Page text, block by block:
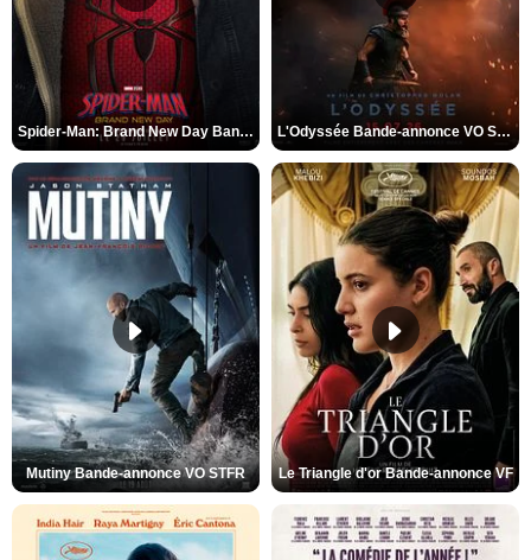
Spider-Man: Brand New Day Bande-annonce VO STFR L'Odyssée Bande-annonce VO STFR
Mutiny Bande-annonce VO STFR Le Triangle d'or Bande-annonce VF